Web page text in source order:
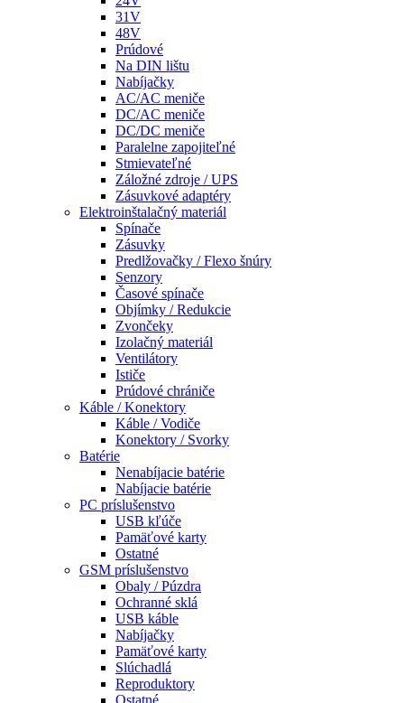
31V
48V
Prúdové
Na DIN lištu
Nabíjačky
AC/AC meniče
DC/AC meniče
DC/DC meniče
Paralelne zapojiteľné
Stmievateľné
Záložné zdroje / UPS
Zásuvkové adaptéry
Elektroinštalačný materiál
Spínače
Zásuvky
Predlžovačky / Flexo šnúry
Senzory
Časové spínače
Objímky / Redukcie
Zvončeky
Izolačný materiál
Ventilátory
Ističe
Prúdové chrániče
Káble / Konektory
Káble / Vodiče
Konektory / Svorky
Batérie
Nenabíjacie batérie
Nabíjacie batérie
PC príslušenstvo
USB kľúče
Pamäťové karty
Ostatné
GSM príslušenstvo
Obaly / Púzdra
Ochranné sklá
USB káble
Nabíjačky
Pamäťové karty
Slúchadlá
Reproduktory
Ostatné